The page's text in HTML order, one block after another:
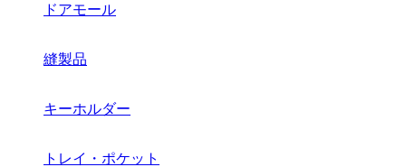
ドアモール
縫製品
キーホルダー
トレイ・ポケット